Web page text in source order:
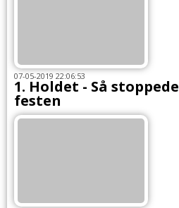
07-05-2019 22:06:53
1. Holdet - Så stoppede
festen